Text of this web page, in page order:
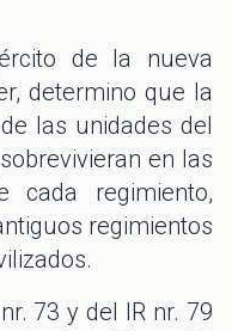
de la nueva
determino que la
las unidades del
en las
cada regimiento,
regimientos
73 y del IR nr. 79